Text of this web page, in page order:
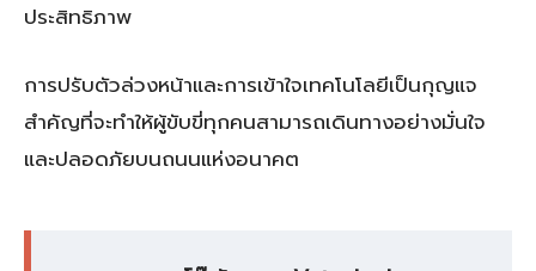
ประสิทธิภาพ
การปรับตัวล่วงหน้าและการเข้าใจเทคโนโลยีเป็นกุญแจ
สำคัญที่จะทำให้ผู้ขับขี่ทุกคนสามารถเดินทางอย่างมั่นใจ
และปลอดภัยบนถนนแห่งอนาคต